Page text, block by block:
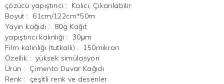
çözücü yapıştırıcı :
Kalıcı, Çıkarılabilir
Boyut :
61cm/122cm*50m
Yayın kağıdı :
80g Kağıt
yapıştırıcı kalınlığı : 30μm
Film kalınlığı (tutkallı) :
150mikron
Özellik : yüksek simülasyon
Ürün :
Çimento Duvar Kağıdı
Renk :
çeşitli renk ve desenler